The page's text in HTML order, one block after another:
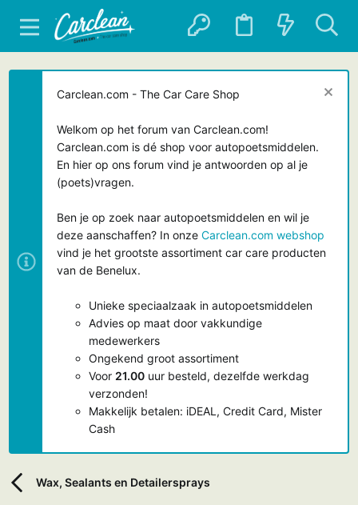
Carclean.com - The Car Care Shop
Welkom op het forum van Carclean.com!
Carclean.com is dé shop voor autopoetsmiddelen.
En hier op ons forum vind je antwoorden op al je
(poets)vragen.
Ben je op zoek naar autopoetsmiddelen en wil je
deze aanschaffen? In onze Carclean.com webshop
vind je het grootste assortiment car care producten
van de Benelux.
Unieke speciaalzaak in autopoetsmiddelen
Advies op maat door vakkundige
medewerkers
Ongekend groot assortiment
Voor 21.00 uur besteld, dezelfde werkdag
verzonden!
Makkelijk betalen: iDEAL, Credit Card, Mister
Cash
Wax, Sealants en Detailersprays